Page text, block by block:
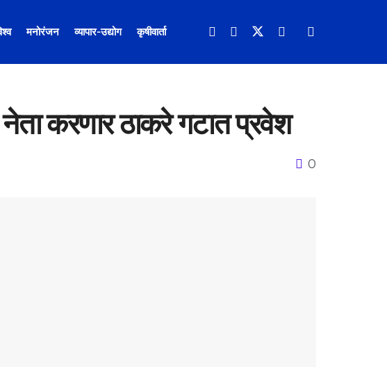
मनोरंजन व्यापार-उद्योग कृषीवार्ता
करणार ठाकरे गटात प्रवेश
0